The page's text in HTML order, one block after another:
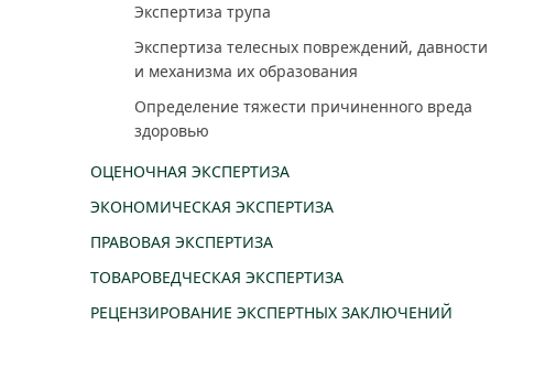
Экспертиза трупа
Экспертиза телесных повреждений, давности
и механизма их образования
Определение тяжести причиненного вреда
здоровью
ОЦЕНОЧНАЯ ЭКСПЕРТИЗА
ЭКОНОМИЧЕСКАЯ ЭКСПЕРТИЗА
ПРАВОВАЯ ЭКСПЕРТИЗА
ТОВАРОВЕДЧЕСКАЯ ЭКСПЕРТИЗА
РЕЦЕНЗИРОВАНИЕ ЭКСПЕРТНЫХ ЗАКЛЮЧЕНИЙ